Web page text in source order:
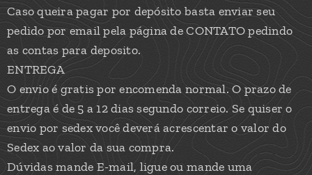
Caso queira pagar por depósito basta enviar seu
pedido por email pela página de CONTATO pedindo
as contas para deposito.
ENTREGA
O envio é gratis por encomenda normal. O prazo de
entrega é de 5 a 12 dias segundo correio. Se quiser o
envio por sedex você deverá acrescentar o valor do
Sedex ao valor da sua compra.
Dúvidas mande E-mail, ligue ou mande uma